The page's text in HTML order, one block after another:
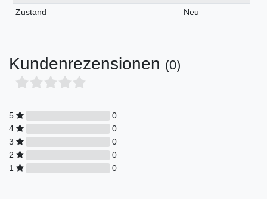
Merkmal
Zustand
Neu
Kundenrezensionen (0)
5
0
4
0
3
0
2
0
1
0